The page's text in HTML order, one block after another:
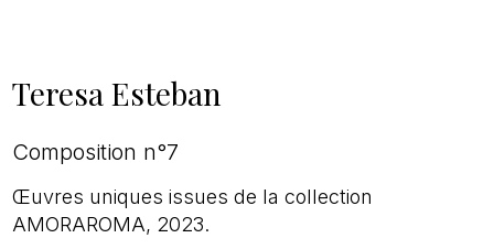
Teresa Esteban
Composition n°7
Œuvres uniques issues de la collection
AMORAROMA, 2023.